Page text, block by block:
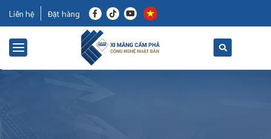
Liên hệ Đặt hàng